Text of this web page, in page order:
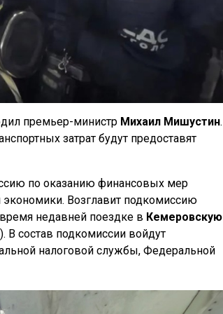
премьер-министр Михаил Мишустин.
затрат будут предоставят
по оказанию финансовых мер
Возглавит подкомиссию
недавней поездке в Кемеровскую
). В состав подкомиссии войдут
налоговой службы, Федеральной